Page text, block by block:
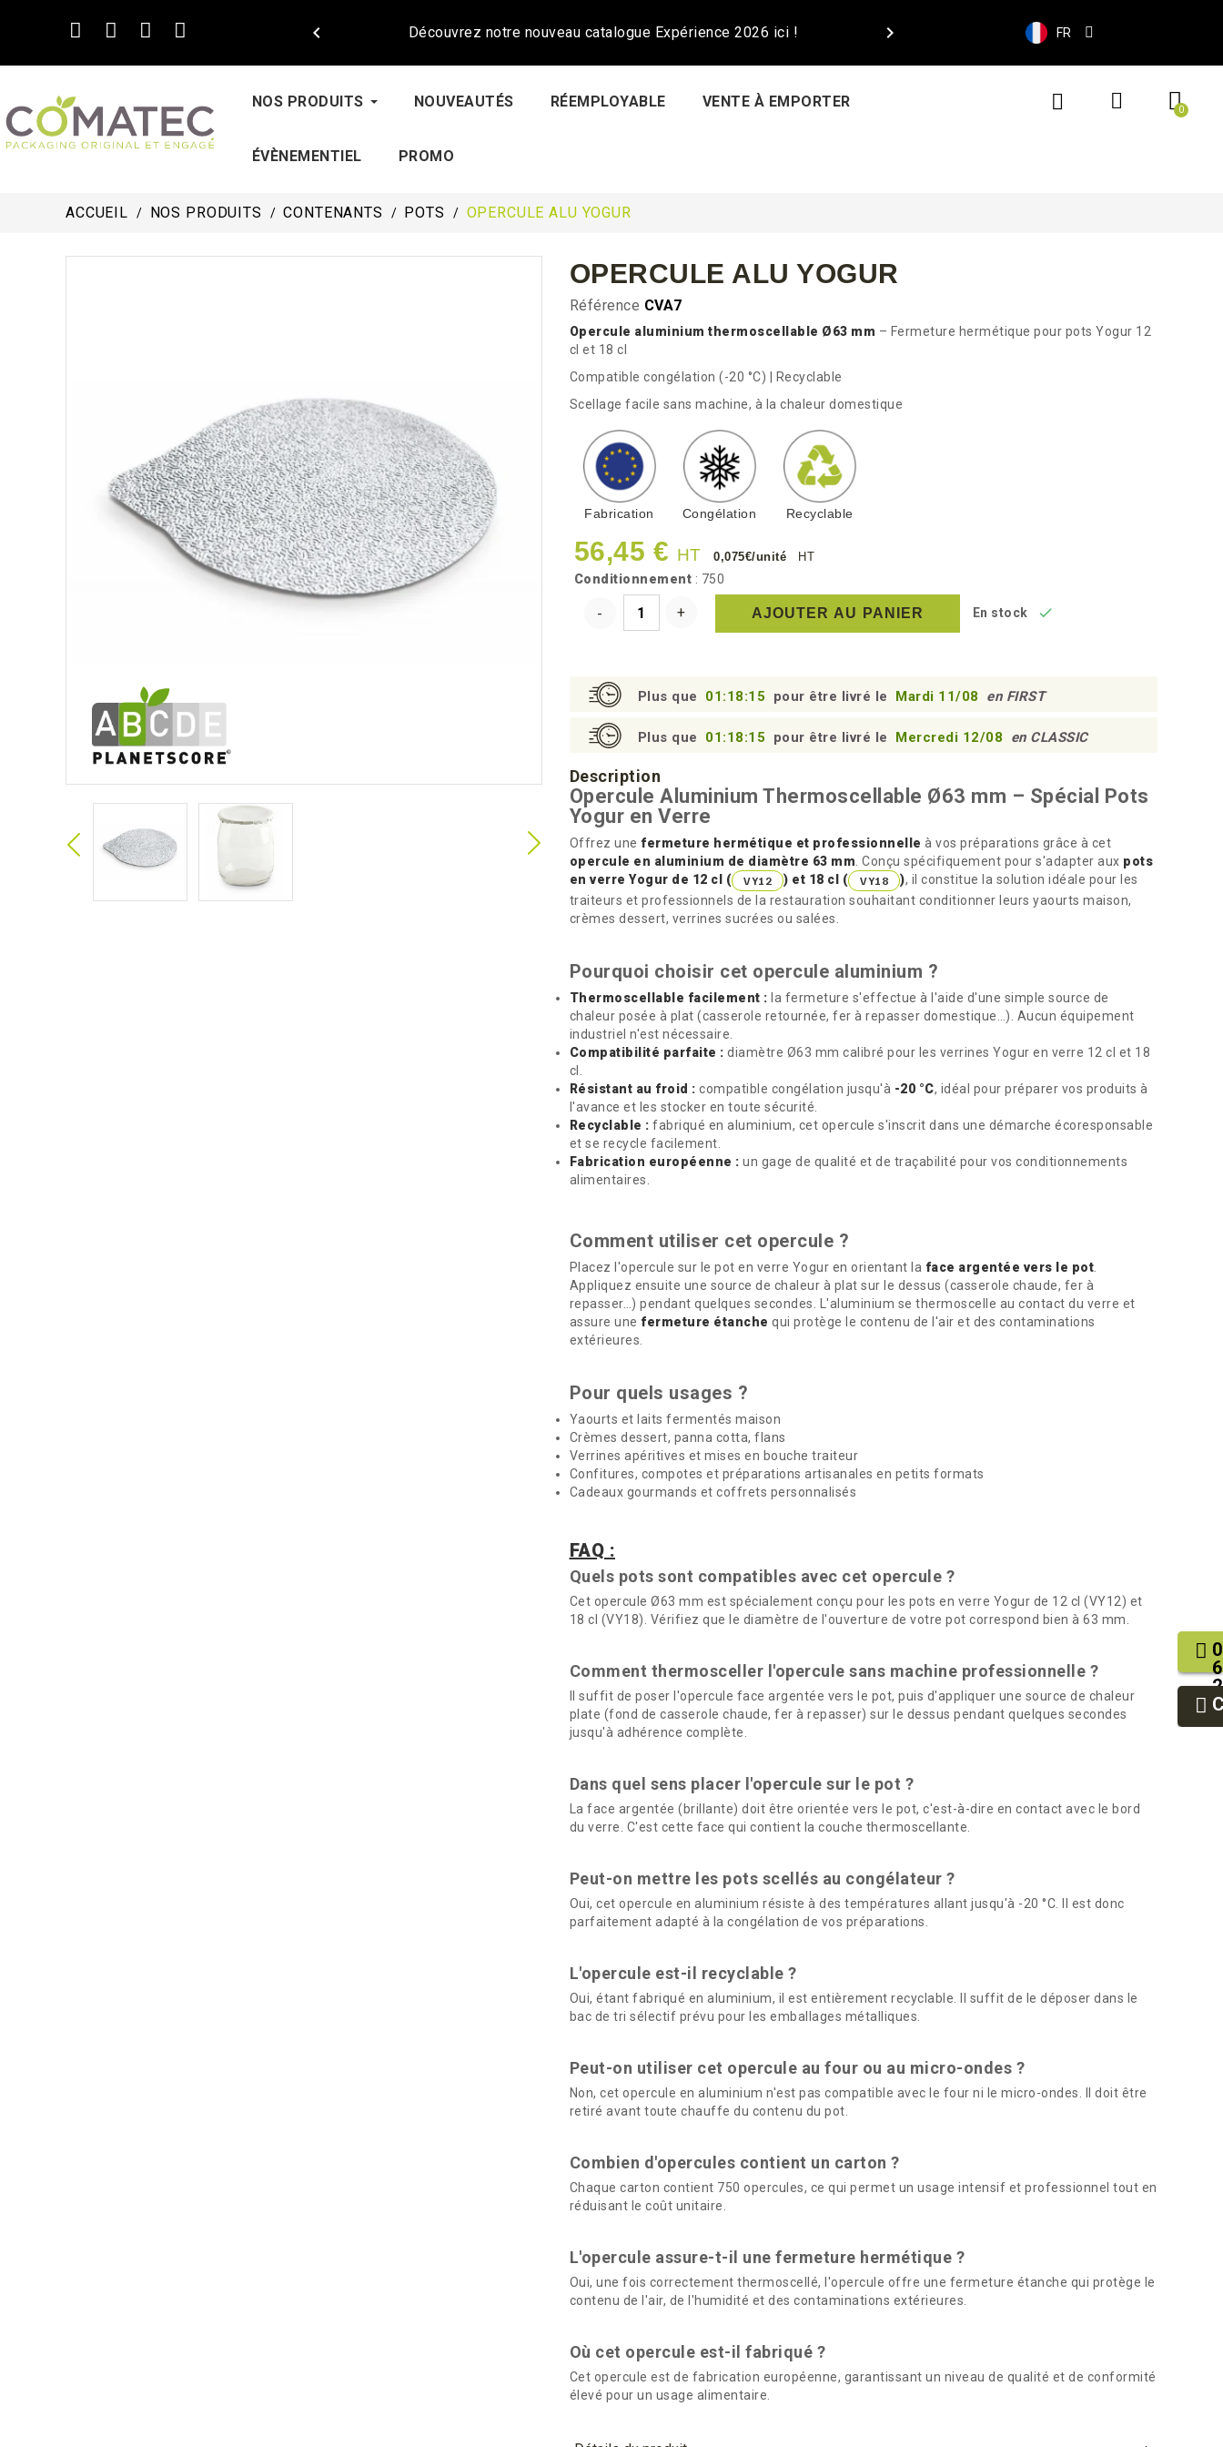
Découvrez notre nouveau catalogue Expérience 2026 ici !
  FR
NOS PRODUITS NOUVEAUTÉS RÉEMPLOYABLE VENTE À EMPORTER
ÉVÈNEMENTIEL PROMO
ACCUEIL NOS PRODUITS CONTENANTS POTS OPERCULE ALU YOGUR
OPERCULE ALU YOGUR
Référence CVA7
Opercule aluminium thermoscellable Ø63 mm – Fermeture hermétique pour pots Yogur 12
cl et 18 cl
Compatible congélation (-20 °C) | Recyclable
Scellage facile sans machine, à la chaleur domestique
Fabrication Congélation Recyclable
56,45 € HT 0,075€/unité HT
Conditionnement : 750
AJOUTER AU PANIER En stock 
Plus que 01:18:14 pour être livré le Mardi 11/08 en FIRST
Plus que 01:18:14 pour être livré le Mercredi 12/08 en CLASSIC
Description
Opercule Aluminium Thermoscellable Ø63 mm – Spécial Pots
Yogur en Verre
Offrez une fermeture hermétique et professionnelle à vos préparations grâce à cet
opercule en aluminium de diamètre 63 mm . Conçu spécifiquement pour s'adapter aux pots
en verre Yogur de 12 cl (
VY12 ) et 18 cl ( VY18 ), il constitue la solution idéale pour les
traiteurs et professionnels de la restauration souhaitant conditionner leurs yaourts maison,
crèmes dessert, verrines sucrées ou salées.
Pourquoi choisir cet opercule aluminium ?
Thermoscellable facilement : la fermeture s'effectue à l'aide d'une simple source de
chaleur posée à plat (casserole retournée, fer à repasser domestique…). Aucun équipement
industriel n'est nécessaire.
Compatibilité parfaite : diamètre Ø63 mm calibré pour les verrines Yogur en verre 12 cl et 18
cl.
Résistant au froid : compatible congélation jusqu'à -20 °C, idéal pour préparer vos produits à
l'avance et les stocker en toute sécurité.
Recyclable : fabriqué en aluminium, cet opercule s'inscrit dans une démarche écoresponsable
et se recycle facilement.
Fabrication européenne : un gage de qualité et de traçabilité pour vos conditionnements
alimentaires.
Comment utiliser cet opercule ?
Placez l'opercule sur le pot en verre Yogur en orientant la face argentée vers le pot
Appliquez ensuite une source de chaleur à plat sur le dessus (casserole chaude, fer à
repasser…) pendant quelques secondes. L'aluminium se thermoscelle au contact du verre et
assure une fermeture étanche qui protège le contenu de l'air et des contaminations
extérieures.
Pour quels usages ?
Yaourts et laits fermentés maison
Crèmes dessert, panna cotta, flans
Verrines apéritives et mises en bouche traiteur
Confitures, compotes et préparations artisanales en petits formats
Cadeaux gourmands et coffrets personnalisés
FAQ :
Quels pots sont compatibles avec cet opercule ?
Cet opercule Ø63 mm est spécialement conçu pour les pots en verre Yogur de 12 cl (VY12) et
18 cl (VY18). Vérifiez que le diamètre de l'ouverture de votre pot correspond bien à 63 mm.
Comment thermosceller l'opercule sans machine professionnelle ?
Il suffit de poser l'opercule face argentée vers le pot, puis d'appliquer une source de chaleur
plate (fond de casserole chaude, fer à repasser) sur le dessus pendant quelques secondes
jusqu'à adhérence complète.
Dans quel sens placer l'opercule sur le pot ?
La face argentée (brillante) doit être orientée vers le pot, c'est-à-dire en contact avec le bord
du verre. C'est cette face qui contient la couche thermoscellante.
Peut-on mettre les pots scellés au congélateur ?
Oui, cet opercule en aluminium résiste à des températures allant jusqu'à -20 °C. Il est donc
parfaitement adapté à la congélation de vos préparations.
L'opercule est-il recyclable ?
Oui, étant fabriqué en aluminium, il est entièrement recyclable. Il suffit de le déposer dans le
bac de tri sélectif prévu pour les emballages métalliques.
Peut-on utiliser cet opercule au four ou au micro-ondes ?
Non, cet opercule en aluminium n'est pas compatible avec le four ni le micro-ondes. Il doit être
retiré avant toute chauffe du contenu du pot.
Combien d'opercules contient un carton ?
Chaque carton contient 750 opercules, ce qui permet un usage intensif et professionnel tout en
réduisant le coût unitaire.
L'opercule assure-t-il une fermeture hermétique ?
Oui, une fois correctement thermoscellé, l'opercule offre une fermeture étanche qui protège le
contenu de l'air, de l'humidité et des contaminations extérieures.
Où cet opercule est-il fabriqué ?
Cet opercule est de fabrication européenne, garantissant un niveau de qualité et de conformité
élevé pour un usage alimentaire.